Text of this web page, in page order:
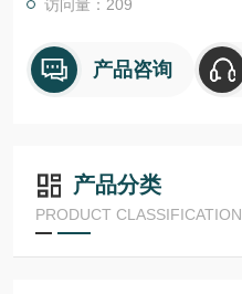
访问量：209
产品咨询
产品分类
PRODUCT CLASSIFICATION